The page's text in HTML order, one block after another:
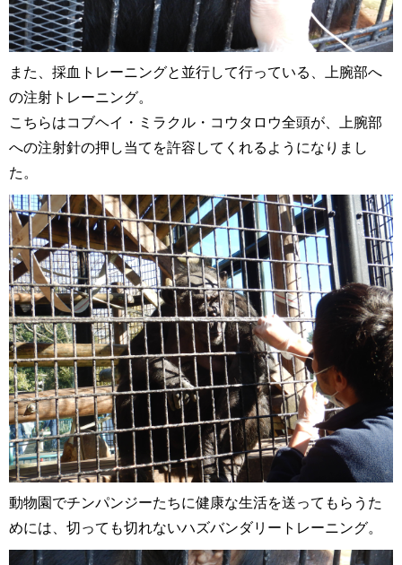
また、採血トレーニングと並行して行っている、上腕部へ
の注射トレーニング。
こちらはコブヘイ・ミラクル・コウタロウ全頭が、上腕部
への注射針の押し当てを許容してくれるようになりまし
た。
動物園でチンパンジーたちに健康な生活を送ってもらうた
めには、切っても切れないハズバンダリートレーニング。